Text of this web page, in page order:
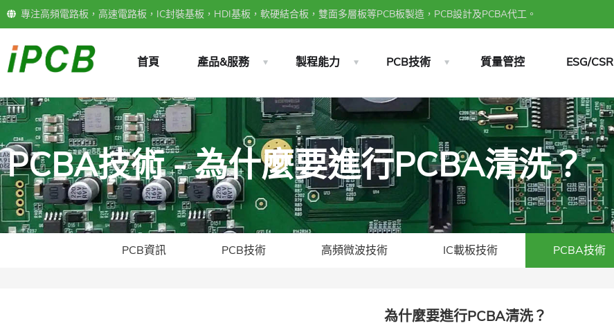
專注高頻電路板，高速電路板，IC封裝基板，HDI基板，軟硬結合板，雙面多層板等PCB板製造，PCB設計及PCBA代工。
首頁 產品&服務 製程能力 PCB技術 質量管控 ESG/CSR
PCBA技術 - 為什麼要進行PCBA清洗？
PCB資訊 PCB技術 高頻微波技術 IC載板技術 PCBA技術
為什麼要進行PCBA清洗？